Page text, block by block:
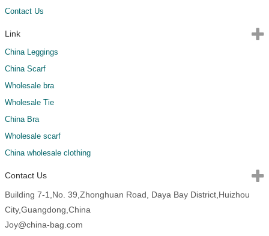
Contact Us
Link
China Leggings
China Scarf
Wholesale bra
Wholesale Tie
China Bra
Wholesale scarf
China wholesale clothing
Contact Us
Building 7-1,No. 39,Zhonghuan Road, Daya Bay District,Huizhou
City,Guangdong,China
Joy@china-bag.com